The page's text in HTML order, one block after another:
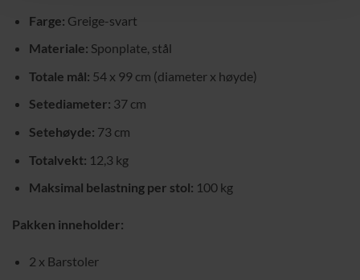
Farge: Greige-svart
Materiale: Sponplate, stål
Totale mål: 54 x 99 cm (diameter x høyde)
Setediameter: 37 cm
Setehøyde: 73 cm
Totalvekt: 12,3 kg
Maksimal belastning per stol: 100 kg
Pakken inneholder:
2 x Barstoler